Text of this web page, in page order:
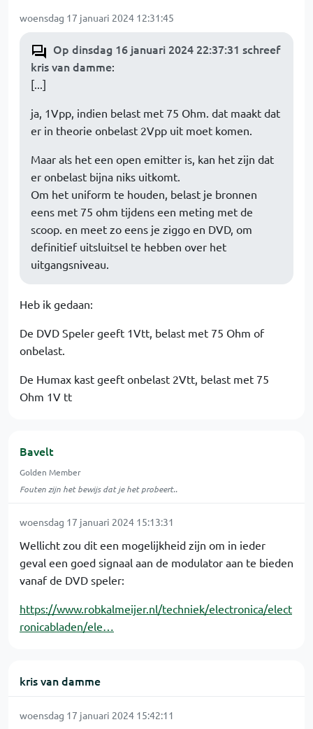
woensdag 17 januari 2024 12:31:45
Op dinsdag 16 januari 2024 22:37:31 schreef
kris van damme:
[...]
ja, 1Vpp, indien belast met 75 Ohm. dat maakt dat
er in theorie onbelast 2Vpp uit moet komen.
Maar als het een open emitter is, kan het zijn dat
er onbelast bijna niks uitkomt.
Om het uniform te houden, belast je bronnen
eens met 75 ohm tijdens een meting met de
scoop. en meet zo eens je ziggo en DVD, om
definitief uitsluitsel te hebben over het
uitgangsniveau.
Heb ik gedaan:
De DVD Speler geeft 1Vtt, belast met 75 Ohm of
onbelast.
De Humax kast geeft onbelast 2Vtt, belast met 75
Ohm 1V tt
Bavelt
Golden Member
Fouten zijn het bewijs dat je het probeert..
woensdag 17 januari 2024 15:13:31
Wellicht zou dit een mogelijkheid zijn om in ieder
geval een goed signaal aan de modulator aan te bieden
vanaf de DVD speler:
https://www.robkalmeijer.nl/techniek/electronica/elect
ronicabladen/ele…
kris van damme
woensdag 17 januari 2024 15:42:11